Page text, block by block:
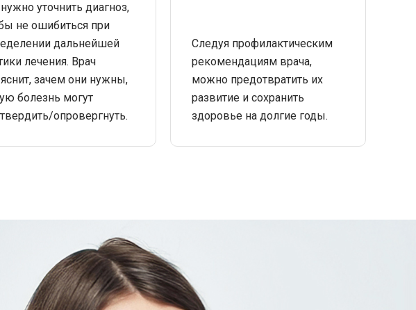
уточнить диагноз,
не ошибиться при
дальнейшей
лечения. Врач
зачем они нужны,
болезнь могут
опровергнуть.
Следуя профилактическим
рекомендациям врача,
можно предотвратить их
развитие и сохранить
здоровье на долгие годы.